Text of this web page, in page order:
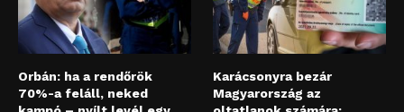
Orbán: ha a rendőrök
70%-a feláll, neked
Karácsonyra bezár
Magyarország az